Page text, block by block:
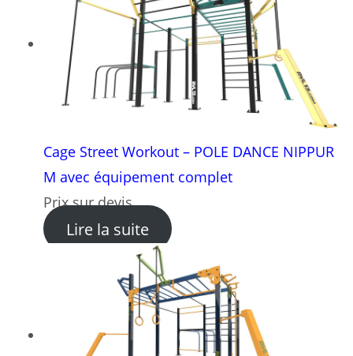
Cage Street Workout – POLE DANCE NIPPUR
M avec équipement complet
Prix sur devis
Lire la suite: Cage Street Workout –